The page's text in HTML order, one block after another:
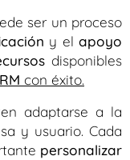
ser un proceso
y elapoyo
disponibles
con éxito.
adaptarse a la
y usuario. Cada
personalizar